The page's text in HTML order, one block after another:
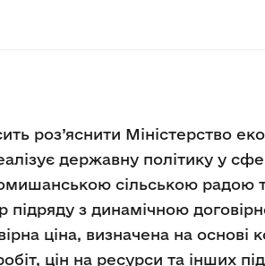
роз’яснити Міністерство
державну політику у
сільською
підряду з динамічною
ціна, визначена на
цін на ресурси та інших